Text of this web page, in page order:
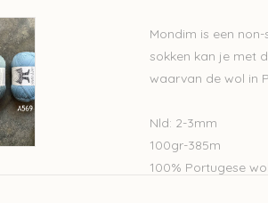
Mondim is een
sokken kan je met
waarvan de wol in
Nld: 2-3mm
100gr-385m
100% Portugese wol